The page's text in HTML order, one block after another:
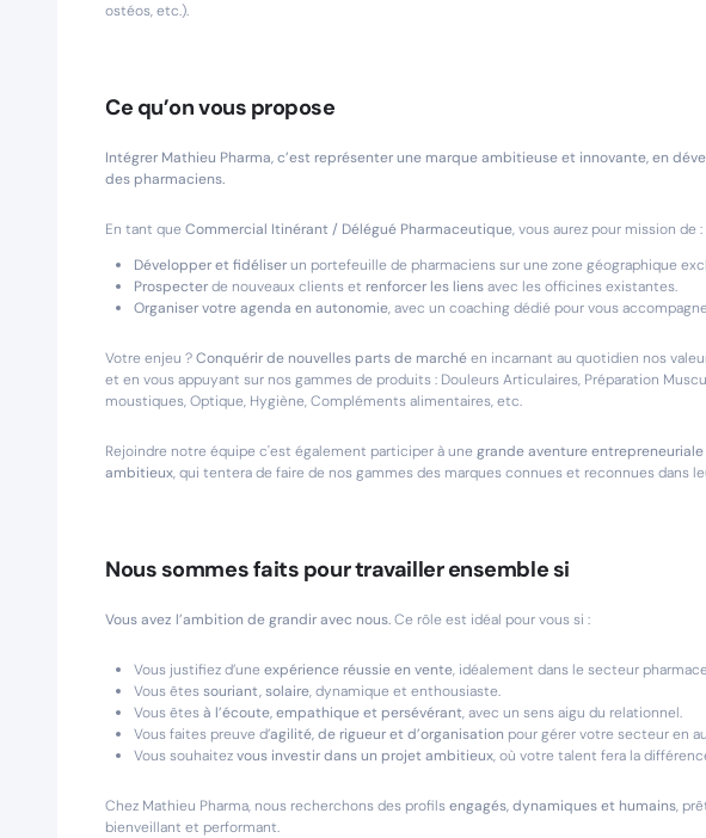
ostéos, etc.).
Ce qu’on vous propose
Intégrer Mathieu Pharma, c’est représenter une marque ambitieuse et innovante, en
des pharmaciens.
En tant que Commercial Itinérant / Délégué Pharmaceutique, vous aurez pour mission de :
Développer et fidéliserun portefeuille de pharmaciens sur une zone géographique
Prospecterde nouveaux clients et renforcer les liensavec les officines existantes.
Organiser votre agenda en autonomie, avec un coaching dédié pour vous
Votre enjeu ?Conquérir de nouvelles parts de marchéen incarnant au quotidien nos
et en vous appuyant sur nos gammes de produits : Douleurs Articulaires, Préparation
moustiques, Optique, Hygiène, Compléments alimentaires, etc.
Rejoindre notre équipe c'est également participer à une grande aventure entrepreneuriale
ambitieux, qui tentera de faire de nos gammes des marques connues et reconnues dans
Nous sommes faits pour travailler ensemble si
Vous avez l’ambition de grandir avec nous.Ce rôle est idéal pour vous si :
Vous justifiez d’une expérience réussie en vente, idéalement dans le secteur
Vous êtessouriant, solaire, dynamique et enthousiaste.
Vous êtesà l’écoute, empathique et persévérant, avec un sens aigu du relationnel.
Vous faites preuve d’agilité, de rigueur et d’organisation pour gérer votre secteur en
Vous souhaitezvous investir dans un projet ambitieux, où votre talent fera la
Chez Mathieu Pharma, nous recherchons des profilsengagés, dynamiques et humains,
bienveillant et performant.